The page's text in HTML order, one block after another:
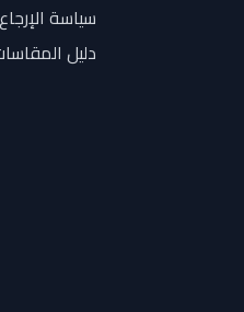
سياسة الإرجاع
دليل